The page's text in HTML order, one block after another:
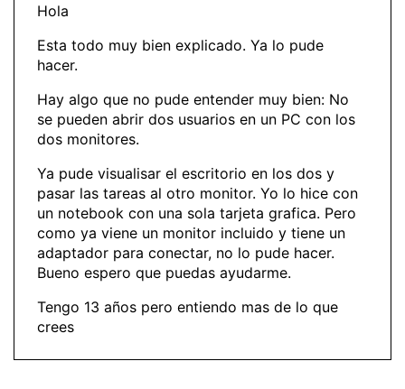
Hola
Esta todo muy bien explicado. Ya lo pude
hacer.
Hay algo que no pude entender muy bien: No
se pueden abrir dos usuarios en un PC con los
dos monitores.
Ya pude visualisar el escritorio en los dos y
pasar las tareas al otro monitor. Yo lo hice con
un notebook con una sola tarjeta grafica. Pero
como ya viene un monitor incluido y tiene un
adaptador para conectar, no lo pude hacer.
Bueno espero que puedas ayudarme.
Tengo 13 años pero entiendo mas de lo que
crees